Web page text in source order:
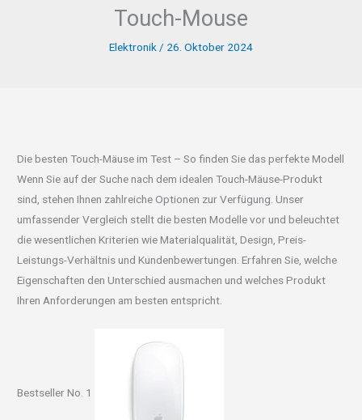
Touch-Mouse
Elektronik / 26. Oktober 2024
Die besten Touch-Mäuse im Test – So finden Sie das perfekte Modell
Wenn Sie auf der Suche nach dem idealen Touch-Mäuse-Produkt
sind, stehen Ihnen zahlreiche Optionen zur Verfügung. Unser
umfassender Vergleich stellt die besten Modelle vor und beleuchtet
die wesentlichen Kriterien wie Materialqualität, Design, Preis-
Leistungs-Verhältnis und Kundenbewertungen. Erfahren Sie, welche
Eigenschaften den Unterschied ausmachen und welches Produkt
Ihren Anforderungen am besten entspricht.
Bestseller No. 1